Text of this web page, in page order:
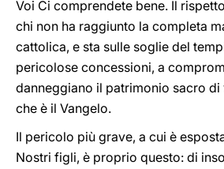
Voi Ci comprendete bene. Il
chi non ha raggiunto la completa
cattolica, e sta sulle soglie del
pericolose concessioni, a
danneggiano il patrimonio sacro di
che è il Vangelo.
Il pericolo più grave, a cui è
Nostri figli, è proprio questo: di